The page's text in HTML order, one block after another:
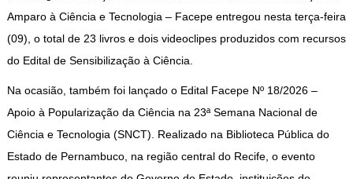
Amparo à Ciência e Tecnologia – Facepe entregou nesta terça-feira
(09), o total de 23 livros e dois videoclipes produzidos com recursos
do Edital de Sensibilização à Ciência.
Na ocasião, também foi lançado o Edital Facepe Nº 18/2026 –
Apoio à Popularização da Ciência na 23ª Semana Nacional de
Ciência e Tecnologia (SNCT). Realizado na Biblioteca Pública do
Estado de Pernambuco, na região central do Recife, o evento